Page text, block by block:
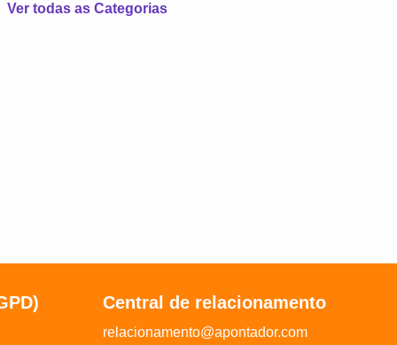
Ver todas as Categorias
Central de relacionamento
relacionamento@apontador.com